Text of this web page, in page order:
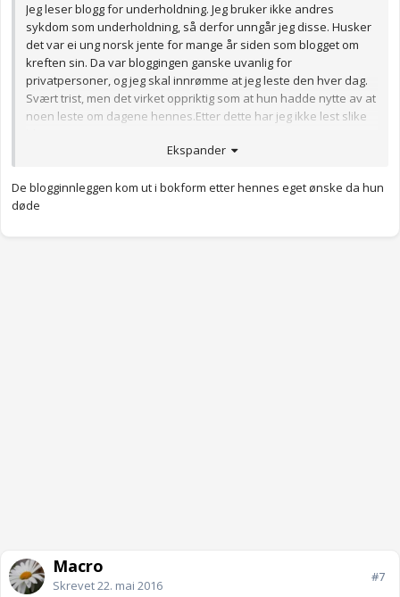
Jeg leser blogg for underholdning. Jeg bruker ikke andres
sykdom som underholdning, så derfor unngår jeg disse. Husker
det var ei ung norsk jente for mange år siden som blogget om
kreften sin. Da var bloggingen ganske uvanlig for
privatpersoner, og jeg skal innrømme at jeg leste den hver dag.
Svært trist, men det virket oppriktig som at hun hadde nytte av at
noen leste om dagene hennes.Etter dette har jeg ikke lest slike
Ekspander
De blogginnleggen kom ut i bokform etter hennes eget ønske da hun
døde
Macro
Skrevet22. mai 2016
#7